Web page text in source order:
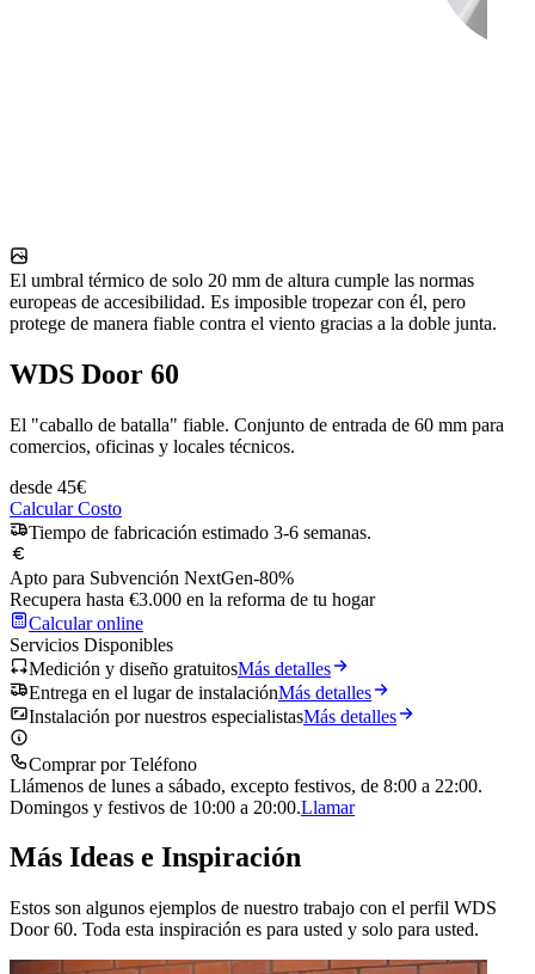
El umbral térmico de solo 20 mm de altura cumple las normas
europeas de accesibilidad. Es imposible tropezar con él, pero
protege de manera fiable contra el viento gracias a la doble junta.
WDS Door 60
El "caballo de batalla" fiable. Conjunto de entrada de 60 mm para
comercios, oficinas y locales técnicos.
desde 45€
Calcular Costo
Tiempo de fabricación estimado 3-6 semanas.
Apto para Subvención NextGen-80%
Recupera hasta €3.000 en la reforma de tu hogar
Calcular online
Servicios Disponibles
Medición y diseño gratuitosMás detalles
Entrega en el lugar de instalaciónMás detalles
Instalación por nuestros especialistasMás detalles
Comprar por Teléfono
Llámenos de lunes a sábado, excepto festivos, de 8:00 a 22:00.
Domingos y festivos de 10:00 a 20:00.Llamar
Más Ideas e Inspiración
Estos son algunos ejemplos de nuestro trabajo con el perfil WDS
Door 60. Toda esta inspiración es para usted y solo para usted.